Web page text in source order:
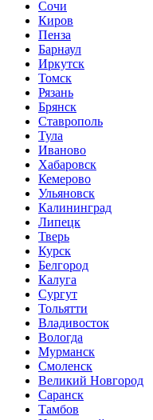
Сочи
Киров
Пенза
Барнаул
Иркутск
Томск
Рязань
Брянск
Ставрополь
Тула
Иваново
Хабаровск
Кемерово
Ульяновск
Калининград
Липецк
Тверь
Курск
Белгород
Калуга
Сургут
Тольятти
Владивосток
Вологда
Мурманск
Смоленск
Великий Новгород
Саранск
Тамбов